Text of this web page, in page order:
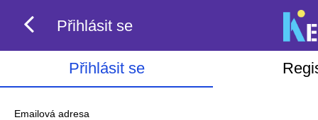
Přihlásit se
Přihlásit se
Emailová adresa